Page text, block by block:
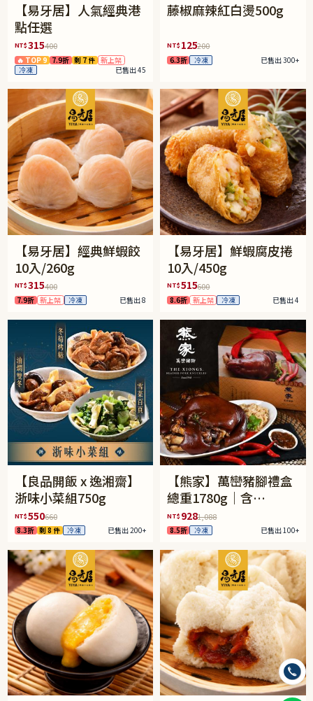
【易牙居】人氣經典港
點任選
NT$315400
🔥 TOP 9 7.9折 剩 7 件 新上架
冷凍
已售出 45
藤椒麻辣紅白燙500g
NT$ 125200
6.3折 冷凍 已售出 300+
【易牙居】經典鮮蝦餃
10入/260g
NT$315400
7.9折 新上架 冷凍 已售出 8
【易牙居】鮮蝦腐皮捲
10入/450g
NT$515600
8.6折 新上架 冷凍 已售出 4
【良品開飯 x 逸湘齋】
浙味小菜組750g
NT$550660
8.3折 剩 8 件 冷凍 已售出 200+
【熊家】萬巒豬腳禮盒
總重1780g｜含
1340±5%豬腳含骨
+240g醬包+200g麵線
NT$ 9281,088
8.5折 冷凍 已售出 100+